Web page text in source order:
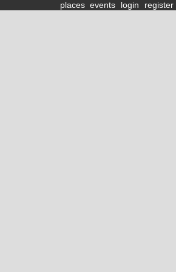
places events login register